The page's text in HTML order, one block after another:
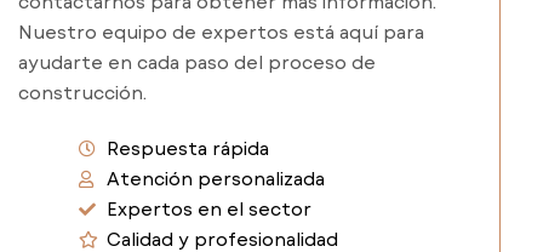
Nuestro equipo de expertos está aquí para
ayudarte en cada paso del proceso de
construcción.
Respuesta rápida
Atención personalizada
Expertos en el sector
Calidad y profesionalidad